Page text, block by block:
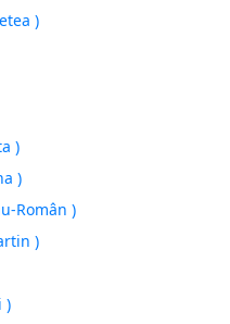
)
)
)
Român )
)
)